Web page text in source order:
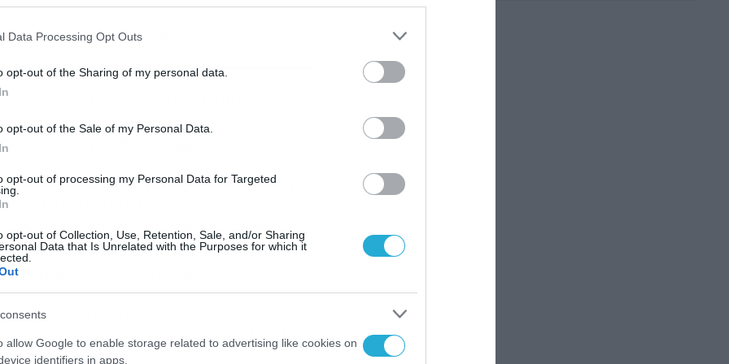
Data Processing Opt Outs
opt-out of the Sharing of my personal data.
opt-out of the Sale of my Personal Data.
opt-out of processing my Personal Data for Targeted
opt-out of Collection, Use, Retention, Sale, and/or Sharing
Data that Is Unrelated with the Purposes for which it
allow Google to enable storage related to advertising like cookies on
identifiers in apps.
του dokari.gr στην Google
κέρδισαν περισσότερα
εβδομάδα, από τις 23 έως τις 29
σε κατάστημα της Allwyn στην
τα στοιχήματα «Τελικό Αποτέλεσμα»,
Συνολικά Γκολ», «Αποτέλεσμα
και «Over 1.5 Συνολικά Γκολ» σε 11
την Τετάρτη 24 Ιουνίου, στο ΣΚΟΡ 3
ένας νικητής κέρδισε
1.921